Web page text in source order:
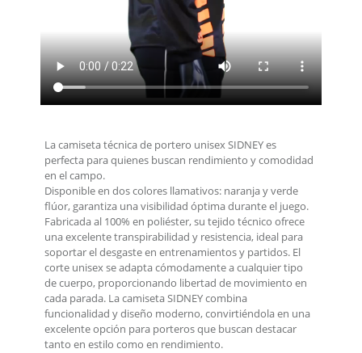
La camiseta técnica de portero unisex SIDNEY es
perfecta para quienes buscan rendimiento y comodidad
en el campo.
Disponible en dos colores llamativos: naranja y verde
flúor, garantiza una visibilidad óptima durante el juego.
Fabricada al 100% en poliéster, su tejido técnico ofrece
una excelente transpirabilidad y resistencia, ideal para
soportar el desgaste en entrenamientos y partidos. El
corte unisex se adapta cómodamente a cualquier tipo
de cuerpo, proporcionando libertad de movimiento en
cada parada. La camiseta SIDNEY combina
funcionalidad y diseño moderno, convirtiéndola en una
excelente opción para porteros que buscan destacar
tanto en estilo como en rendimiento.